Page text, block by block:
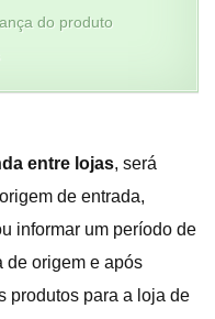
do produto
entre lojas, será
de entrada,
informar um período de
de origem e após
produtos para a loja de